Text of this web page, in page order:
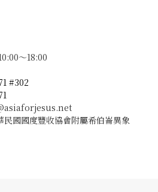
～18:00
#302
民國國度豐收協會附屬希伯崙異象